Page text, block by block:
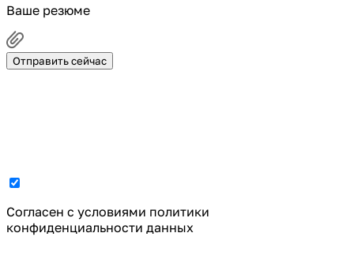
Ваше резюме
Отправить сейчас
Cогласен с условиями политики
конфиденциальности данных